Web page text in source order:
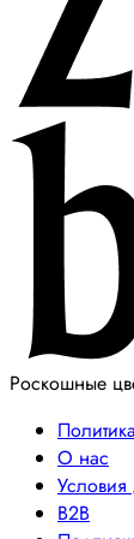
Роскошные
О нас
Условия
B2B